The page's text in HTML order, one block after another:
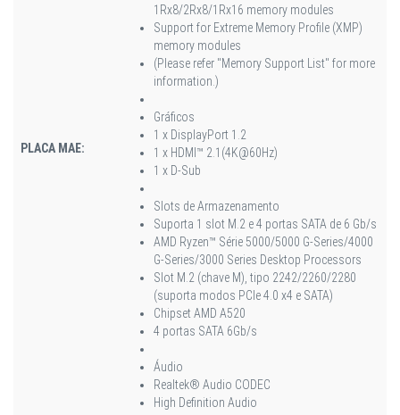
PLACA MAE:
1Rx8/2Rx8/1Rx16 memory modules
Support for Extreme Memory Profile (XMP)
memory modules
(Please refer "Memory Support List" for more
information.)
Gráficos
1 x DisplayPort 1.2
1 x HDMI™ 2.1(4K@60Hz)
1 x D-Sub
Slots de Armazenamento
Suporta 1 slot M.2 e 4 portas SATA de 6 Gb/s
AMD Ryzen™ Série 5000/5000 G-Series/4000
G-Series/3000 Series Desktop Processors
Slot M.2 (chave M), tipo 2242/2260/2280
(suporta modos PCIe 4.0 x4 e SATA)
Chipset AMD A520
4 portas SATA 6Gb/s
Áudio
Realtek® Audio CODEC
High Definition Audio